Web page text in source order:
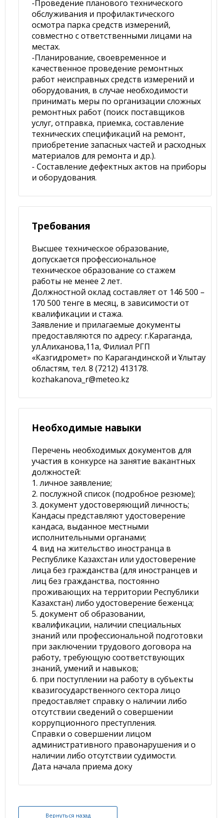
-Проведение планового технического
обслуживания и профилактического
осмотра парка средств измерений,
совместно с ответственными лицами на
местах.
-Планирование, своевременное и
качественное проведение ремонтных
работ неисправных средств измерений и
оборудования, в случае необходимости
принимать меры по организации сложных
ремонтных работ (поиск поставщиков
услуг, отправка, приемка, составление
технических спецификаций на ремонт,
приобретение запасных частей и расходных
материалов для ремонта и др.).
- Составление дефектных актов на приборы
и оборудования.
Требования
Высшее техническое образование,
допускается профессиональное
техническое образование со стажем
работы не менее 2 лет.
Должностной оклад составляет от 146 500 –
170 500 тенге в месяц, в зависимости от
квалификации и стажа.
Заявление и прилагаемые документы
предоставляются по адресу: г.Караганда,
ул.Алиханова,11а, Филиал РГП
«Казгидромет» по Карагандинской и Ұлытау
областям, тел. 8 (7212) 413178.
kozhakanova_r@meteo.kz
Необходимые навыки
Перечень необходимых документов для
участия в конкурсе на занятие вакантных
должностей:
1. личное заявление;
2. послужной список (подробное резюме);
3. документ удостоверяющий личность;
Кандасы представляют удостоверение
кандаса, выданное местными
исполнительными органами;
4. вид на жительство иностранца в
Республике Казахстан или удостоверение
лица без гражданства (для иностранцев и
лиц без гражданства, постоянно
проживающих на территории Республики
Казахстан) либо удостоверение беженца;
5. документ об образовании,
квалификации, наличии специальных
знаний или профессиональной подготовки
при заключении трудового договора на
работу, требующую соответствующих
знаний, умений и навыков;
6. при поступлении на работу в субъекты
квазигосударственного сектора лицо
предоставляет справку о наличии либо
отсутствии сведений о совершении
коррупционного преступления.
Справки о совершении лицом
административного правонарушения и о
наличии либо отсутствии судимости.
Дата начала приема доку
Вернуться назад